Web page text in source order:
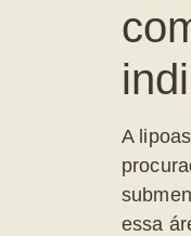
A
essa